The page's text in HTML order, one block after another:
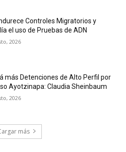
Controles Migratorios y
el uso de Pruebas de ADN
2026
más Detenciones de Alto Perfil por
Ayotzinapa: Claudia Sheinbaum
2026
más